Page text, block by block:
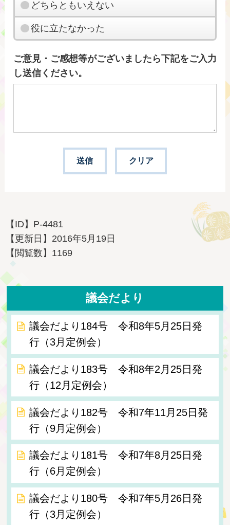
どちらともいえない
役に立たなかった
ご意見・ご感想等がございましたら下記をご入力
し送信ください。
【ID】 P-4481
【更新日】 2016年5月19日
【閲覧数】 1169
議会だより
議会だより184号 令和8年5月25日発
行（3月定例会）
議会だより183号 令和8年2月25日発
行（12月定例会）
議会だより182号 令和7年11月25日発
行（9月定例会）
議会だより181号 令和7年8月25日発
行（6月定例会）
議会だより180号 令和7年5月26日発
行（3月定例会）